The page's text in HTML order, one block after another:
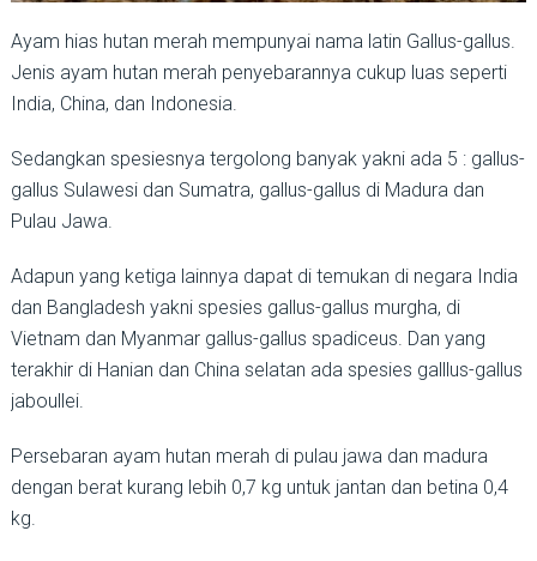
Ayam hias hutan merah mempunyai nama latin Gallus-gallus.
Jenis ayam hutan merah penyebarannya cukup luas seperti
India, China, dan Indonesia.
Sedangkan spesiesnya tergolong banyak yakni ada 5 : gallus-
gallus Sulawesi dan Sumatra, gallus-gallus di Madura dan
Pulau Jawa.
Adapun yang ketiga lainnya dapat di temukan di negara India
dan Bangladesh yakni spesies gallus-gallus murgha, di
Vietnam dan Myanmar gallus-gallus spadiceus. Dan yang
terakhir di Hanian dan China selatan ada spesies galllus-gallus
jaboullei.
Persebaran ayam hutan merah di pulau jawa dan madura
dengan berat kurang lebih 0,7 kg untuk jantan dan betina 0,4
kg.